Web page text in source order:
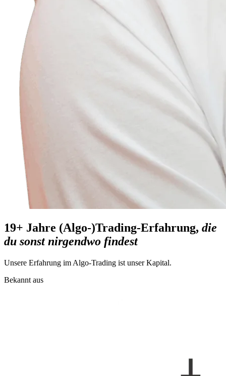
19+ Jahre (Algo-)Trading-Erfahrung, die
du sonst nirgendwo findest
Unsere Erfahrung im Algo-Trading ist unser Kapital.
Bekannt aus